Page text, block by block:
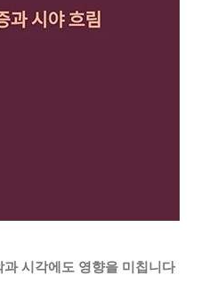
과 시각에도 영향을 미칩니다